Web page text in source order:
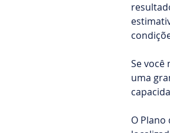
Se
uma
O